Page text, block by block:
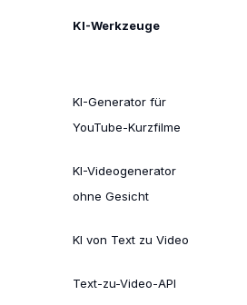
KI-Werkzeuge
KI-Generator für
YouTube-Kurzfilme
KI-Videogenerator
ohne Gesicht
KI von Text zu Video
Text-zu-Video-API